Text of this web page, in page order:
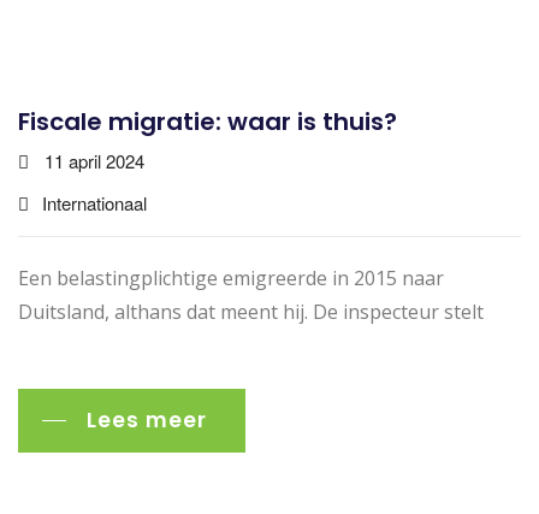
Fiscale migratie: waar is thuis?
11 april 2024
Internationaal
Een belastingplichtige emigreerde in 2015 naar
Duitsland, althans dat meent hij. De inspecteur stelt
Lees meer